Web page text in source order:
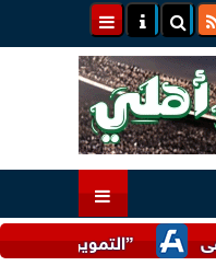
”التموين” تتلقى 17 ألف شكوى واستفسار تتعلق بضبط الأسواق وتوفير السلع خلال يوليو